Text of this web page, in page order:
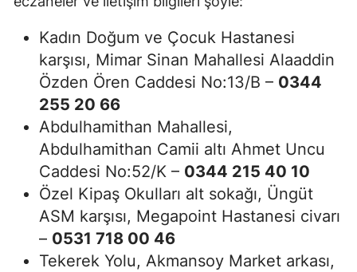
Kadın Doğum ve Çocuk Hastanesi
karşısı, Mimar Sinan Mahallesi Alaaddin
Özden Ören Caddesi No:13/B – 0344
255 20 66
Abdulhamithan Mahallesi,
Abdulhamithan Camii altı Ahmet Uncu
Caddesi No:52/K – 0344 215 40 10
Özel Kipaş Okulları alt sokağı, Üngüt
ASM karşısı, Megapoint Hastanesi civarı
– 0531 718 00 46
Tekerek Yolu, Akmansoy Market arkası,